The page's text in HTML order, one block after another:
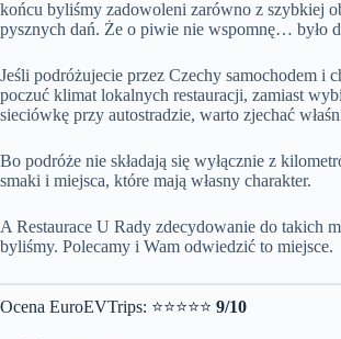
końcu byliśmy zadowoleni zarówno z szybkiej
pysznych dań. Że o piwie nie wspomnę… było
Jeśli podróżujecie przez Czechy samochodem i
poczuć klimat lokalnych restauracji, zamiast
sieciówkę przy autostradzie, warto zjechać
Bo podróże nie składają się wyłącznie z
smaki i miejsca, które mają własny charakter.
A Restaurace U Rady zdecydowanie do takich
byliśmy. Polecamy i Wam odwiedzić to miejsce.
Ocena EuroEVTrips: ⭐⭐⭐⭐⭐ 9/10